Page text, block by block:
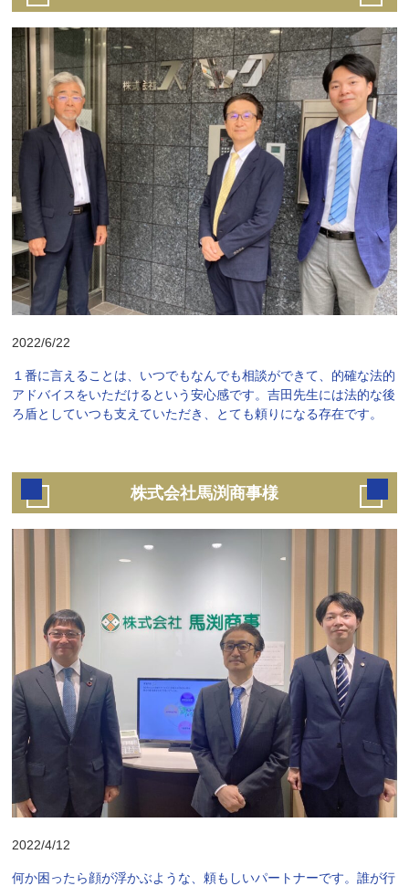
2022/6/22
１番に言えることは、いつでもなんでも相談ができて、的確な法的
アドバイスをいただけるという安心感です。吉田先生には法的な後
ろ盾としていつも支えていただき、とても頼りになる存在です。
株式会社馬渕商事様
2022/4/12
何か困ったら顔が浮かぶような、頼もしいパートナーです。誰が行